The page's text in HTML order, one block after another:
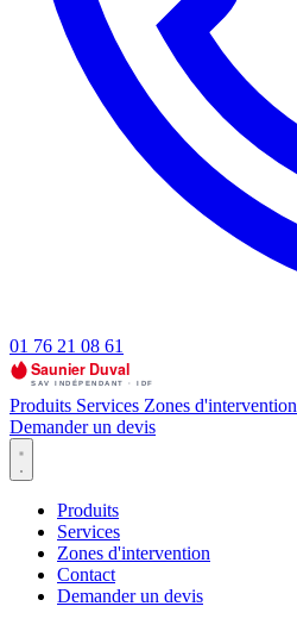
01 76 21 08 61
Produits Services Zones d'intervention
Demander un devis
Produits
Services
Zones d'intervention
Contact
Demander un devis